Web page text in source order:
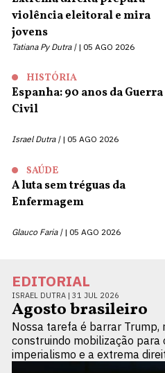
violência eleitoral e mira
jovens
Tatiana Py Dutra | 05 AGO 2026
HISTÓRIA
Espanha: 90 anos da Guerra
Civil
Israel Dutra | 05 AGO 2026
SAÚDE
A luta sem tréguas da
Enfermagem
Glauco Faria | 05 AGO 2026
EDITORIAL
ISRAEL DUTRA | 31 JUL 2026
Agosto brasileiro
Nossa tarefa é barrar Trump,
construindo mobilização para
imperialismo e a extrema